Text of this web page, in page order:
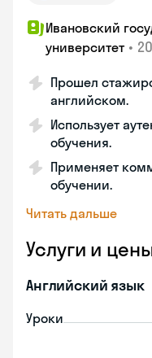
Ивановский
университет •
Прошел
английском.
Использует
обучения.
Применяет
обучении.
Читать дальше
Услуги и
Английский язык
Уроки